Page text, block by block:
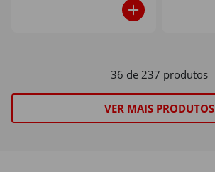
36 de 237 produtos
VER MAIS PRODUTOS